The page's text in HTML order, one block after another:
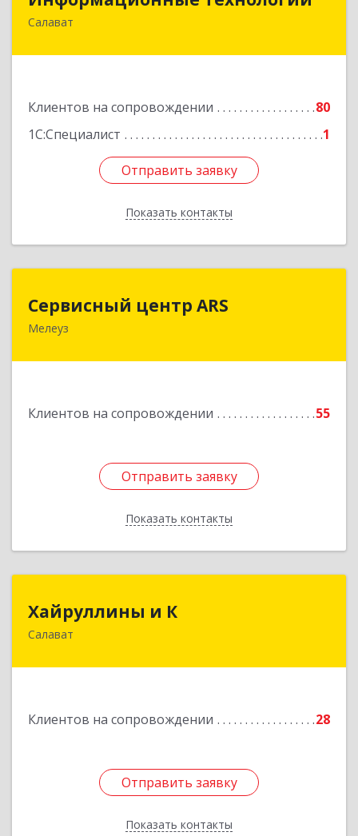
Салават
Клиентов на сопровождении
80
1С:Специалист
1
Отправить заявку
Показать контакты
Отправить заявку
Назад
Сервисный центр ARS
Мелеуз
Клиентов на сопровождении 55
Отправить заявку
Показать контакты
Отправить заявку
Назад
Хайруллины и К
Салават
Клиентов на сопровождении 28
Отправить заявку
Показать контакты
Отправить заявку
Назад